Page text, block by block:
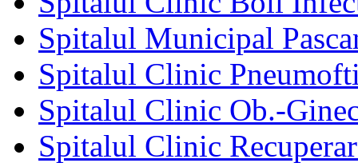
Spitalul Municipal
Spitalul Clinic
Spitalul Clinic Ob.-
Spitalul Clinic